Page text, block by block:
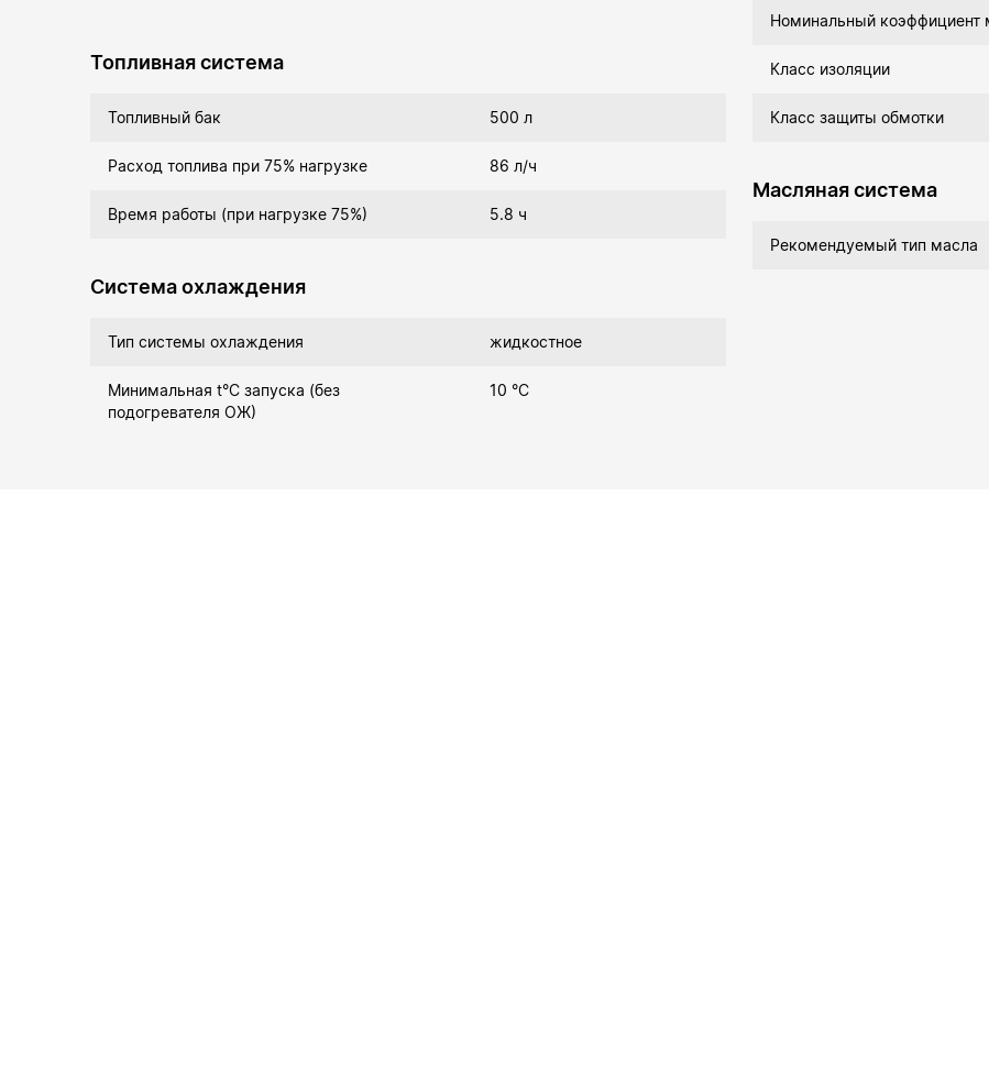
Номинальный коэффициент
Класс изоляции
Класс защиты обмотки
Топливная система
Топливный бак 500 л
Расход топлива при 75% нагрузке 86 л/ч
Время работы (при нагрузке 75%) 5.8 ч
Масляная система
Рекомендуемый тип масла
Система охлаждения
Тип системы охлаждения жидкостное
Минимальная t°С запуска (без
подогревателя ОЖ)
10 °C